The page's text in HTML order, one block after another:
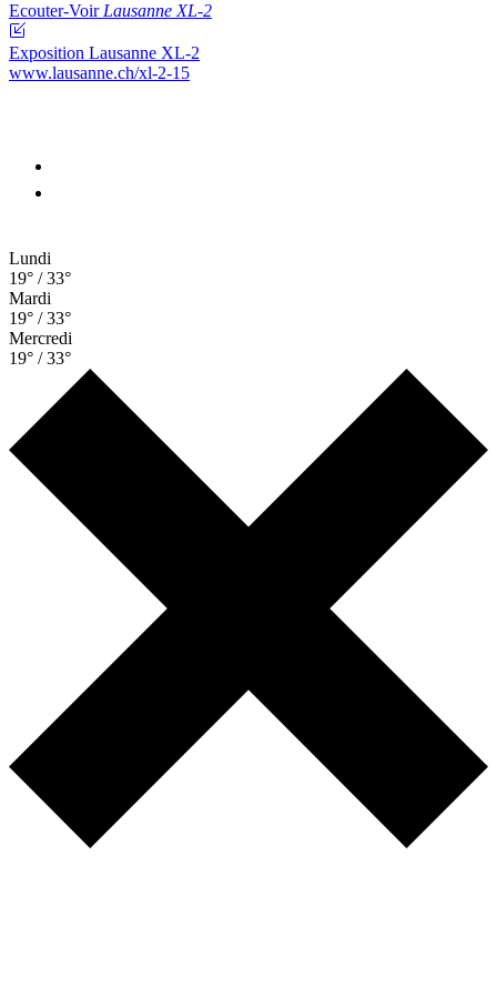
Ecouter-Voir Lausanne XL-2
Exposition Lausanne XL-2
www.lausanne.ch/xl-2-15
Lundi
19° / 33°
Mardi
19° / 33°
Mercredi
19° / 33°